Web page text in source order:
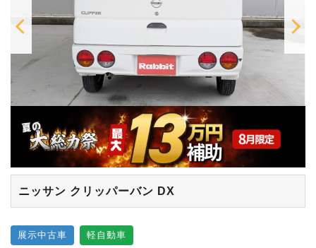
ニッサン クリッパーバン DX
展示中古車 軽自動車